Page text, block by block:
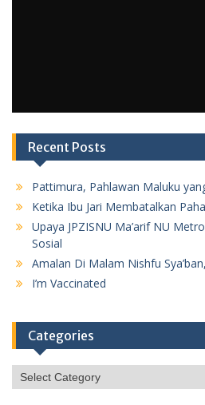
Recent Posts
Pattimura, Pahlawan Maluku
Ketika Ibu Jari Membatalkan
Upaya JPZISNU Ma’arif NU
Sosial
Amalan Di Malam Nishfu
I’m Vaccinated
Categories
Categories